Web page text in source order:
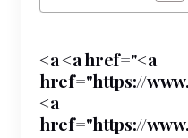
<a <a href="<a
href="https://www
<a
href="https://